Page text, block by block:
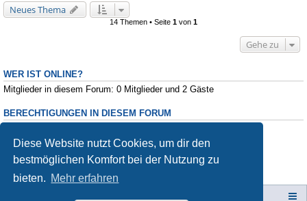
Diese Website nutzt Cookies, um dir den
bestmöglichen Komfort bei der Nutzung zu
bieten. Mehr erfahren
Neues Thema
14 Themen • Seite 1 von 1
Gehe zu
WER IST ONLINE?
Mitglieder in diesem Forum: 0 Mitglieder und 2 Gäste
BERECHTIGUNGEN IN DIESEM FORUM
Du darfst keineAntworten zu Themen in diesem Forum erstellen.
Du darfst deine Beiträge in diesem Forum
Du darfst deine Beiträge in diesem Forumnichtlöschen.
Du darfst keineDateianhänge in diesem Forum erstellen.